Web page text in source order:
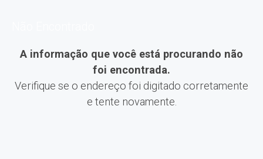
A informação que você está procurando não
foi encontrada.
Verifique se o endereço foi digitado corretamente
e tente novamente.